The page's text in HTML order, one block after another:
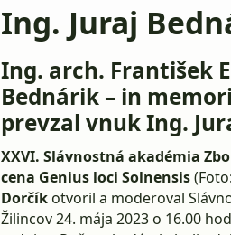
Ing. Juraj
Ing. arch. František
Bednárik – in
prevzal vnuk Ing.
XXVI. Slávnostná akadémia
cena Genius loci Solnensis
Dorčík otvoril a moderoval
Žilincov 24. mája 2023 o 16.00